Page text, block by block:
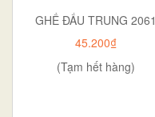
GHẾ ĐẨU TRUNG 2061
45.200₫
(Tạm hết hàng)